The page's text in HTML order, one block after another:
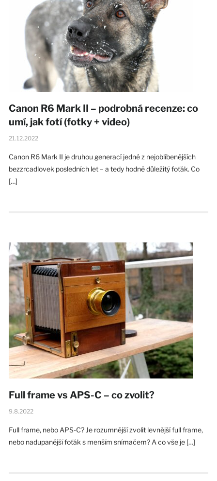
Canon R6 Mark II – podrobná recenze: co
umí, jak fotí (fotky + video)
21.12.2022
Canon R6 Mark II je druhou generací jedné z nejoblíbenějších
bezzrcadlovek posledních let – a tedy hodně důležitý foťák. Co
[…]
Full frame vs APS-C – co zvolit?
9.8.2022
Full frame, nebo APS-C? Je rozumnější zvolit levnější full frame,
nebo nadupanější foťák s menším snímačem? A co vše je […]